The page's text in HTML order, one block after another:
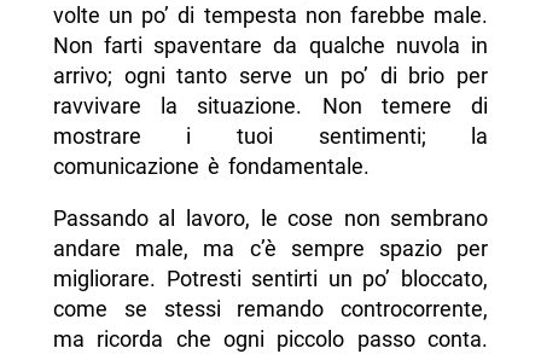
volte un po’ di tempesta non farebbe male.
Non farti spaventare da qualche nuvola in
arrivo; ogni tanto serve un po’ di brio per
ravvivare la situazione. Non temere di
mostrare i tuoi sentimenti; la
comunicazione è fondamentale.
Passando al lavoro, le cose non sembrano
andare male, ma c’è sempre spazio per
migliorare. Potresti sentirti un po’ bloccato,
come se stessi remando controcorrente,
ma ricorda che ogni piccolo passo conta.